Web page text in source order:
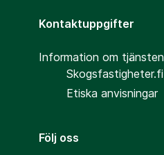
Kontaktuppgifter
Information om tjänsten
Skogsfastigheter.fi
Etiska anvisningar
Följ oss